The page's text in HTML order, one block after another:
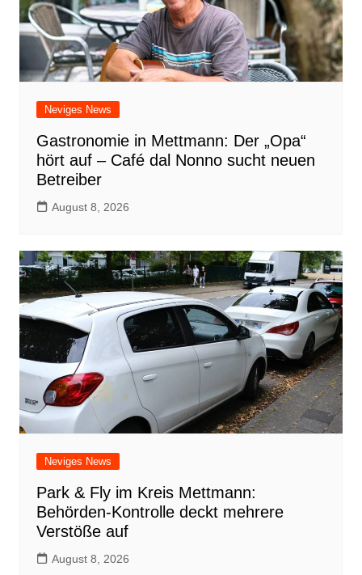
Neviges News
Gastronomie in Mettmann: Der „Opa“
hört auf – Café dal Nonno sucht neuen
Betreiber
August 8, 2026
Neviges News
Park & Fly im Kreis Mettmann:
Behörden-Kontrolle deckt mehrere
Verstöße auf
August 8, 2026